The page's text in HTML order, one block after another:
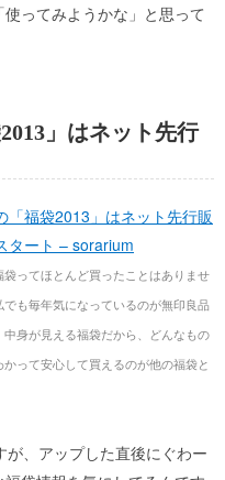
ってみようかな」と思って
」はネット先行
「福袋2013」はネット先行販
タート – sorarium
袋ってほとんど買ったことはありませ
でも毎年気になっているのが無印良品
中身が見える福袋だから、どんなもの
って安心して買えるのが他の福袋と
、アップした直後にぐわー